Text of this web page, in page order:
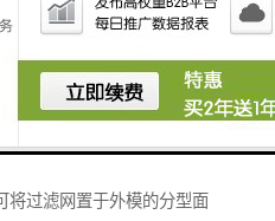
将过滤网放置在直浇道中或
。经过多种方案的反复试
道下方的分型面处或放置在
将过滤网置于外模的分型面